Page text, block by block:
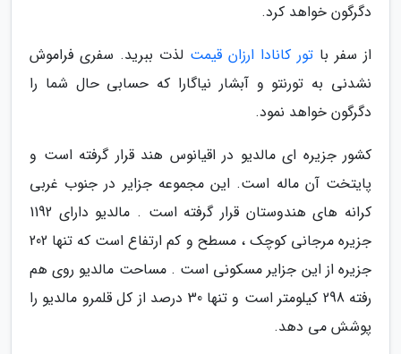
دگرگون خواهد کرد.
از سفر با تور کانادا ارزان قیمت لذت ببرید. سفری فراموش
نشدنی به تورنتو و آبشار نیاگارا که حسابی حال شما را
دگرگون خواهد نمود.
کشور جزیره ای مالدیو در اقیانوس هند قرار گرفته است و
پایتخت آن ماله است. این مجموعه جزایر در جنوب غربی
کرانه های هندوستان قرار گرفته است . مالدیو دارای 1192
جزیره مرجانی کوچک ، مسطح و کم ارتفاع است که تنها 202
جزیره از این جزایر مسکونی است . مساحت مالدیو روی هم
رفته 298 کیلومتر است و تنها 30 درصد از کل قلمرو مالدیو را
پوشش می دهد.